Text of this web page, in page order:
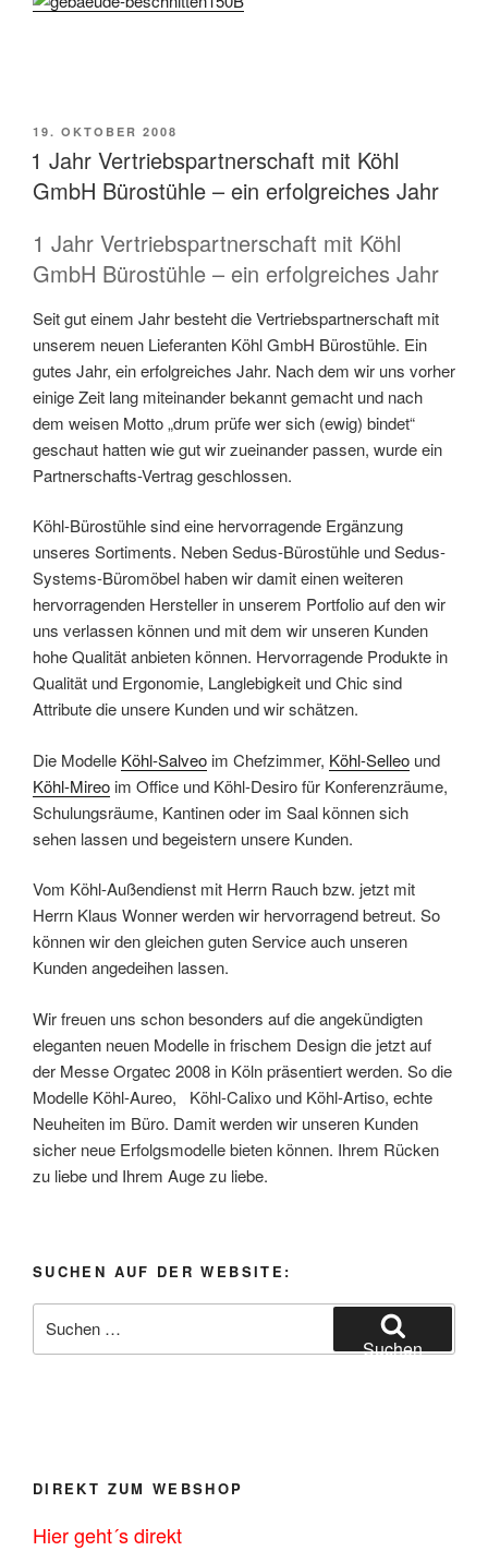
VERÖFFENTLICHT
19. OKTOBER 2008
1 Jahr Vertriebspartnerschaft mit Köhl
GmbH Bürostühle – ein erfolgreiches Jahr
1 Jahr Vertriebspartnerschaft mit Köhl
GmbH Bürostühle – ein erfolgreiches Jahr
Seit gut einem Jahr besteht die Vertriebspartnerschaft mit
unserem neuen Lieferanten Köhl GmbH Bürostühle. Ein
gutes Jahr, ein erfolgreiches Jahr. Nach dem wir uns vorher
einige Zeit lang miteinander bekannt gemacht und nach
dem weisen Motto „drum prüfe wer sich (ewig) bindet“
geschaut hatten wie gut wir zueinander passen, wurde ein
Partnerschafts-Vertrag geschlossen.
Köhl-Bürostühle sind eine hervorragende Ergänzung
unseres Sortiments. Neben Sedus-Bürostühle und Sedus-
Systems-Büromöbel haben wir damit einen weiteren
hervorragenden Hersteller in unserem Portfolio auf den wir
uns verlassen können und mit dem wir unseren Kunden
hohe Qualität anbieten können. Hervorragende Produkte in
Qualität und Ergonomie, Langlebigkeit und Chic sind
Attribute die unsere Kunden und wir schätzen.
Die Modelle Köhl-Salveo im Chefzimmer, Köhl-Selleo und
Köhl-Mireo im Office und Köhl-Desiro für Konferenzräume,
Schulungsräume, Kantinen oder im Saal können sich
sehen lassen und begeistern unsere Kunden.
Vom Köhl-Außendienst mit Herrn Rauch bzw. jetzt mit
Herrn Klaus Wonner werden wir hervorragend betreut. So
können wir den gleichen guten Service auch unseren
Kunden angedeihen lassen.
Wir freuen uns schon besonders auf die angekündigten
eleganten neuen Modelle in frischem Design die jetzt auf
der Messe Orgatec 2008 in Köln präsentiert werden. So die
Modelle Köhl-Aureo, Köhl-Calixo und Köhl-Artiso, echte
Neuheiten im Büro. Damit werden wir unseren Kunden
sicher neue Erfolgsmodelle bieten können. Ihrem Rücken
zu liebe und Ihrem Auge zu liebe.
SUCHEN AUF DER WEBSITE:
nach:
Suchen
DIREKT ZUM WEBSHOP
Hier geht´s direkt